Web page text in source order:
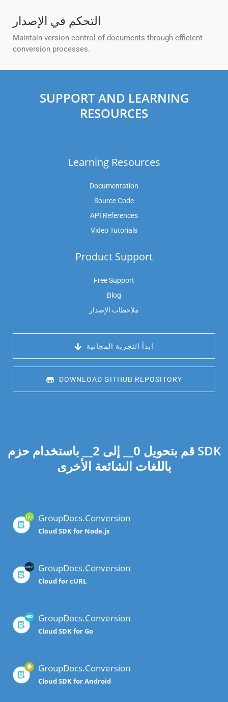
التحكم في الإصدار
Maintain version control of documents through efficient
conversion processes.
SUPPORT AND LEARNING
RESOURCES
Learning Resources
Documentation
Source Code
API References
Video Tutorials
Product Support
Free Support
Blog
ملاحظات الإصدار
ابدأ التجربة المجانية
DOWNLOAD GITHUB REPOSITORY
قم بتحويل 0 __ إلى 2 __ باستخدام حزم SDK
باللغات الشائعة الأخرى
GroupDocs.Conversion
Cloud SDK for Node.js
GroupDocs.Conversion
Cloud for cURL
GroupDocs.Conversion
Cloud SDK for Go
GroupDocs.Conversion
Cloud SDK for Android